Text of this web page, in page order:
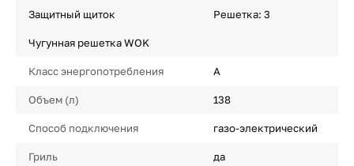
Защитный щиток Решетка: 3
Чугунная решетка WOK
Класс энергопотребления A
Объем (л) 138
Способ подключения газо-электрический
Гриль да